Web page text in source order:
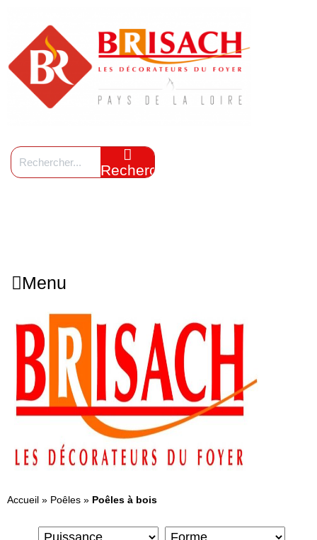
Rechercher
Menu
Accueil » Poêles » Poêles à bois